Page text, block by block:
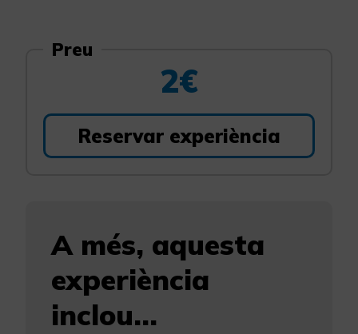
Preu
2€
Reservar experiència
A més, aquesta
experiència
inclou...